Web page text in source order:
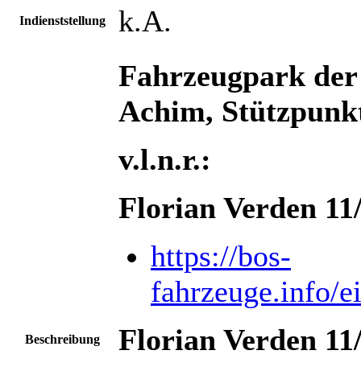
Indienststellung k.A.
Beschreibung
Fahrzeugpark
Achim,
v.l.n.r.:
Florian Verden
https://bos-
fahrzeuge.info/
Florian Verden